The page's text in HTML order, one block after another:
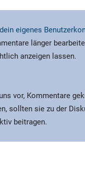
eigenes
länger
anzeigen lassen.
vor, Kommentare
sollten sie zu der
beitragen.